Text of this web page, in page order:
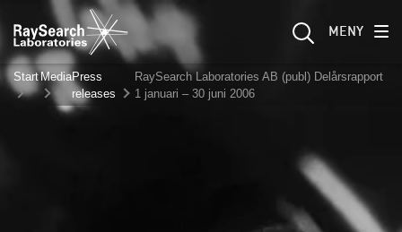
MENY
StartMediaPress
releases
RaySearch Laboratories AB (publ) Delårsrapport
1 januari – 30 juni 2006